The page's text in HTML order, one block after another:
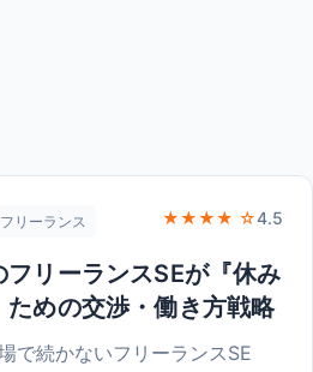
フリーランス ★★★★ ☆4.5
リーランスSEが『休み
ための交渉・働き方戦略
で続かないフリーランスSE